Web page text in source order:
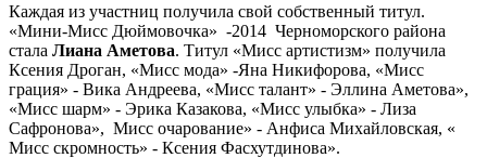
Каждая из участниц получила свой собственный титул.
«Мини-Мисс Дюймовочка» -2014 Черноморского района
стала Лиана Аметова. Титул «Мисс артистизм» получила
Ксения Дроган, «Мисс мода» -Яна Никифорова, «Мисс
грация» - Вика Андреева, «Мисс талант» - Эллина Аметова»,
«Мисс шарм» - Эрика Казакова, «Мисс улыбка» - Лиза
Сафронова», Мисс очарование» - Анфиса Михайловская, «
Мисс скромность» - Ксения Фасхутдинова».